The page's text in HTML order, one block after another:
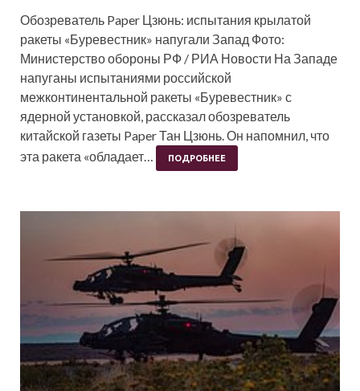
Обозреватель Paper Цзюнь: испытания крылатой
ракеты «Буревестник» напугали Запад Фото:
Министерство обороны РФ / РИА Новости На Западе
напуганы испытаниями российской
межконтинентальной ракеты «Буревестник» с
ядерной установкой, рассказал обозреватель
китайской газеты Paper Тан Цзюнь. Он напомнил, что
эта ракета «обладает…
ПОДРОБНЕЕ